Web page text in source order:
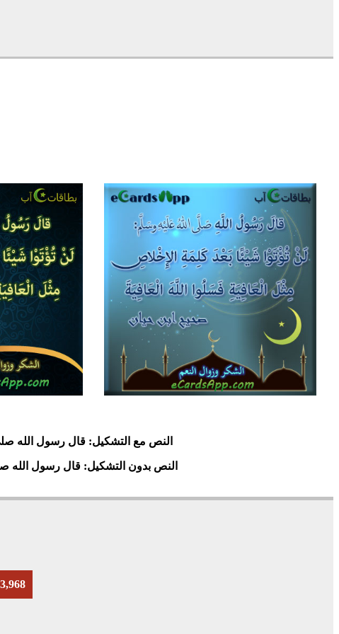
4
6
5
2
5
النص مع التشكيل: قال رسول الله صلى
النص بدون التشكيل: قال رسول الله
3,968